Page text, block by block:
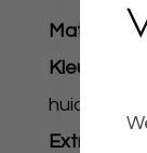
Materiaal:
Kleur:
huidige
Extra:
De